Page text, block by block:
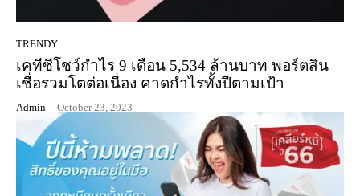
TRENDY
เคทีซีโชว์กำไร 9 เดือน 5,534 ล้านบาท พอร์ตสิน
เชื่อรวมโตต่อเนื่อง คาดกำไรทั้งปีตามเป้า
Admin - October 23, 2023